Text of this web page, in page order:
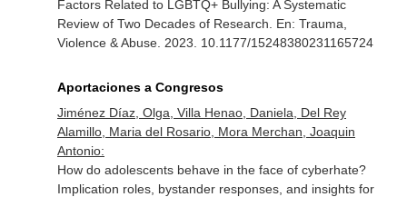
Factors Related to LGBTQ+ Bullying: A Systematic
Review of Two Decades of Research. En: Trauma,
Violence & Abuse. 2023. 10.1177/15248380231165724
Aportaciones a Congresos
Jiménez Díaz, Olga, Villa Henao, Daniela, Del Rey
Alamillo, Maria del Rosario, Mora Merchan, Joaquin
Antonio:
How do adolescents behave in the face of cyberhate?
Implication roles, bystander responses, and insights for